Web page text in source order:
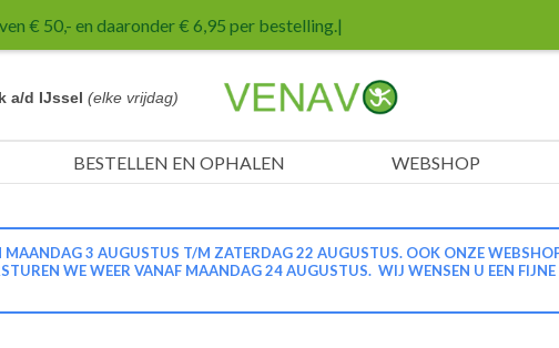
€ 50,- en daaronder € 6,95 per bestelling. |
a/d IJssel (elke vrijdag)
BESTELLEN EN OPHALEN WEBSHOP
3 AUGUSTUS T/M ZATERDAG 22 AUGUSTUS. OOK ONZE
WE WEER VANAF MAANDAG 24 AUGUSTUS. WIJ WENSEN U EEN